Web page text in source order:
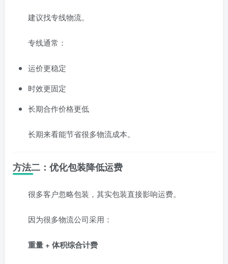
建议找专线物流。
专线通常：
运价更稳定
时效更固定
长期合作价格更低
长期来看能节省很多物流成本。
方法二：优化包装降低运费
很多客户忽略包装，其实包装直接影响运费。
因为很多物流公司采用：
重量 + 体积综合计费